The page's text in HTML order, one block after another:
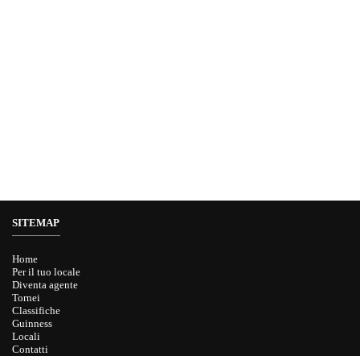
SITEMAP
Home
Per il tuo locale
Diventa agente
Tornei
Classifiche
Guinness
Locali
Contatti